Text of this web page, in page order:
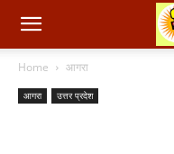
Home आगरा
आगरा उत्तर प्रदेश